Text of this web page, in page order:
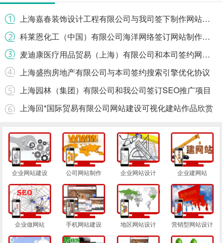
上海嘉春装饰设计工程有限公司与我司签下制作网站协议
科莱恩化工（中国）有限公司海洋网络签订网站制作合同
麦迪康医疗用品贸易（上海）有限公司和本司签约网站建设条款
上海盛煦房地产有限公司与本司签约搜索引擎优化协议
上海园林（集团）有限公司和我公司签订SEO推广项目
上海回*国际贸易有限公司网站建设可视化建站作品欣赏
企业网站建设 公司网站制作 企业网站设计 企业建网站
企业做网站 手机网站建设 地区网站设计 营销型网站设计